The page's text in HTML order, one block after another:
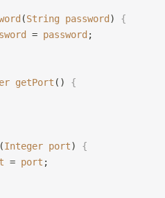
(String password ) {
= password ;
getPort () {
(Integer port) {
= port ;